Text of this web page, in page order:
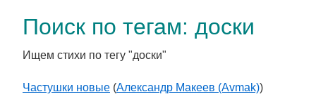
Поиск по тегам: доски
Ищем стихи по тегу "доски"
Частушки новые (Александр Макеев (Avmak))